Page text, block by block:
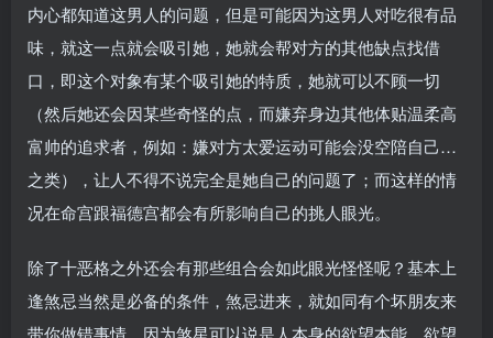
内心都知道这男人的问题，但是可能因为这男人对吃很有品
味，就这一点就会吸引她，她就会帮对方的其他缺点找借
口，即这个对象有某个吸引她的特质，她就可以不顾一切
（然后她还会因某些奇怪的点，而嫌弃身边其他体贴温柔高
富帅的追求者，例如：嫌对方太爱运动可能会没空陪自己…
之类），让人不得不说完全是她自己的问题了；而这样的情
况在命宫跟福德宫都会有所影响自己的挑人眼光。
除了十恶格之外还会有那些组合会如此眼光怪怪呢？基本上
逢煞忌当然是必备的条件，煞忌进来，就如同有个坏朋友来
带你做错事情，因为煞星可以说是人本身的欲望本能，欲望